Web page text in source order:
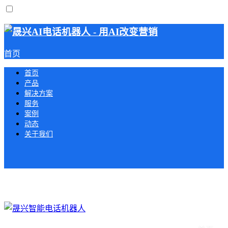
首页
首页
产品
解决方案
服务
案例
动态
关于我们